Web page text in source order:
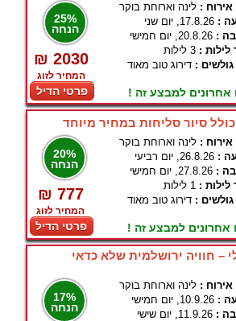
25%
הנחה
₪ 2030
המחיר לזוג
פרטי הדיל
: לינה וארוחת בוקר
: 17.8.26, יום שני
: 20.8.26, יום חמישי
: 3 לילות
גולשים : דירוג טוב מאוד
אחרונים למבצע זה !
סיור סליחות במחיר מיוחד
20%
הנחה
₪ 777
המחיר לזוג
פרטי הדיל
: לינה וארוחת בוקר
: 26.8.26, יום רביעי
: 27.8.26, יום חמישי
: 1 לילות
גולשים : דירוג טוב מאוד
אחרונים למבצע זה !
– חוויה ירושלמית שלא כדאי
17%
הנחה
: לינה וארוחת בוקר
: 10.9.26, יום חמישי
: 11.9.26, יום שישי